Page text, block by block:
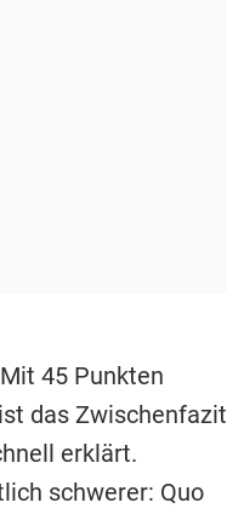
45 Punkten
das Zwischenfazit
erklärt.
schwerer: Quo